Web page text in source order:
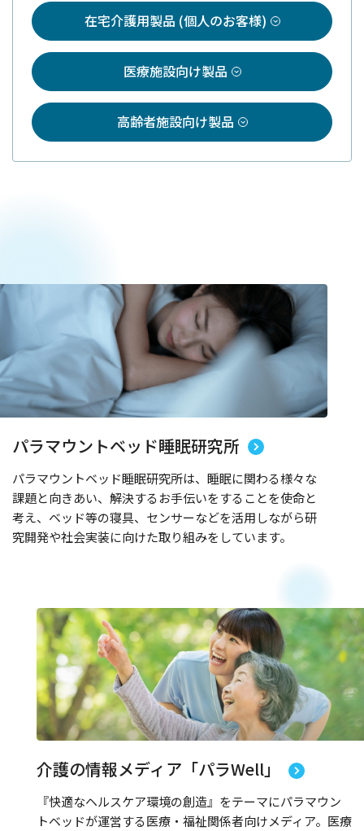
在宅介護用製品 (個人のお客様)
医療施設向け製品
高齢者施設向け製品
パラマウントベッド睡眠研究所
パラマウントベッド睡眠研究所は、睡眠に関わる様々な
課題と向きあい、解決するお手伝いをすることを使命と
考え、ベッド等の寝具、センサーなどを活用しながら研
究開発や社会実装に向けた取り組みをしています。
介護の情報メディア「パラWell」
『快適なヘルスケア環境の創造』をテーマにパラマウン
トベッドが運営する医療・福祉関係者向けメディア。医療